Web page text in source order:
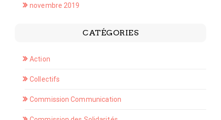
novembre 2019
CATÉGORIES
Action
Collectifs
Commission Communication